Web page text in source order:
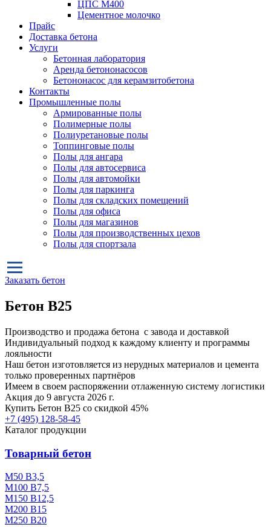
ЦПС М400
Цементное молочко
Прайс
Доставка бетона
Услуги
Бетонная лаборатория
Аренда бетононасосов
Бетононасос для керамзитобетона
Контакты
Промышленные полы
Армированные полы
Полимерные полы
Полиуретановые полы
Топпинговые полы
Полы для ангара
Полы для автосервиса
Полы для автомойки
Полы для паркинга
Полы для складских помещений
Полы для офиса
Полы для магазинов
Полы для производственных цехов
Полы для спортзала
Заказать бетон
Бетон B25
Производство и продажа бетона с завода и доставкой
Индивидуальный подход к каждому клиенту и программы
лояльности
Наш бетон изготовляется из нерудных материалов и цемента
только проверенных партнёров
Имеем в своем распоряжении отлаженную систему логистики
Акция до 9 августа 2026 г.
Купить Бетон B25 со скидкой 45%
+7 (495) 128-58-45
Каталог продукции
Товарный бетон
М50 В3,5
М100 В7,5
М150 В12,5
М200 В15
М250 В20